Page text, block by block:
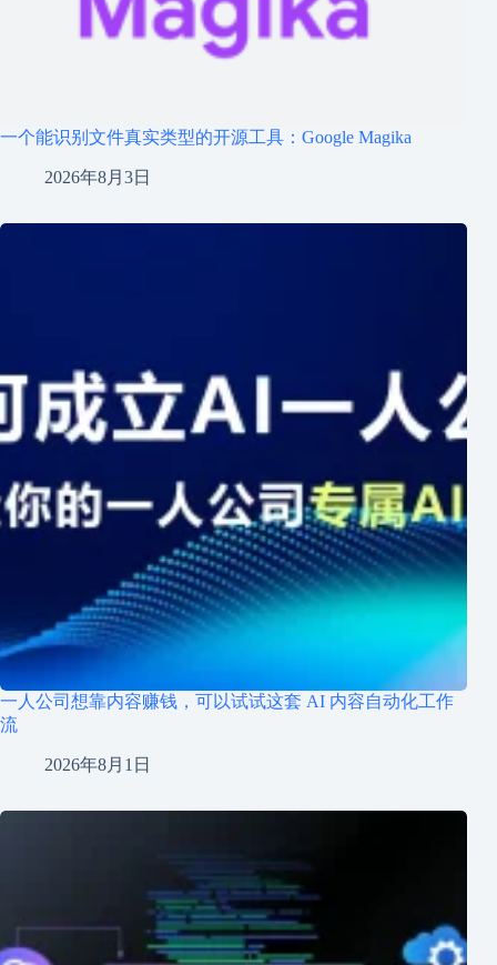
一个能识别文件真实类型的开源工具：Google Magika
2026年8月3日
一人公司想靠内容赚钱，可以试试这套 AI 内容自动化工作
流
2026年8月1日